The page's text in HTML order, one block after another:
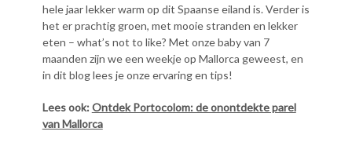
hele jaar lekker warm op dit Spaanse eiland is. Verder is
het er prachtig groen, met mooie stranden en lekker
eten – what’s not to like? Met onze baby van 7
maanden zijn we een weekje op Mallorca geweest, en
in dit blog lees je onze ervaring en tips!
Lees ook:Ontdek Portocolom: de onontdekte parel
van Mallorca